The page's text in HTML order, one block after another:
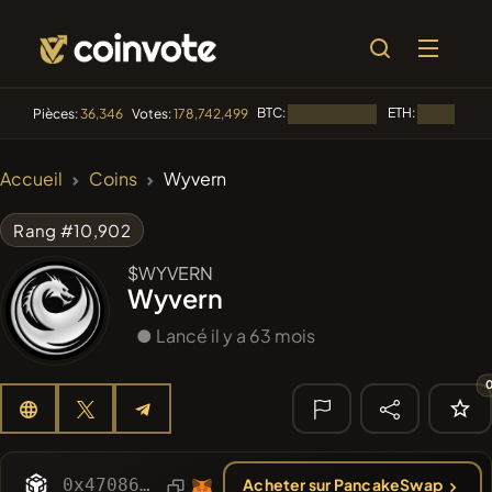
Pièces:36,346 Votes:178,742,499 BTC: ETH:
BullSync BULLSYNC
#1323
🔎
Accueil Coins Wyvern
Rang #10,902
$WYVERN
Wyvern
● Lancé il y a 63 mois
0x470862af0cf8d27ebfe0ff77b0649779c29186db Acheter sur PancakeSwap